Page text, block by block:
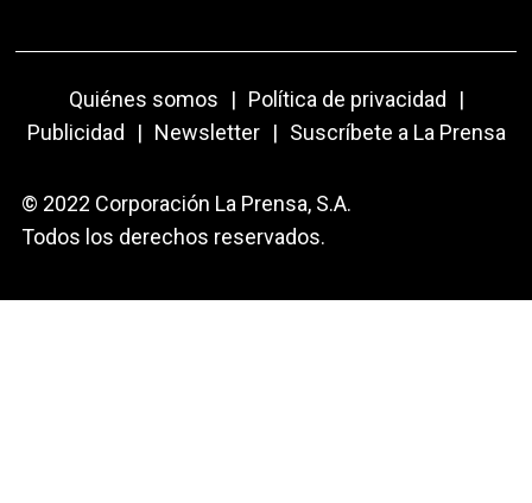
Quiénes somos | Política de privacidad
|
Publicidad
| Newsletter | Suscríbete a La Prensa
© 2022 Corporación La Prensa, S.A.
Todos los derechos reservados.